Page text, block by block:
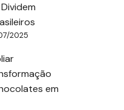
2025
em